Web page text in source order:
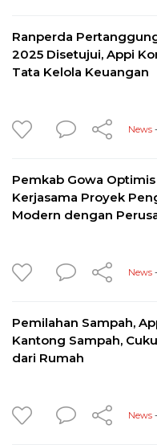
Ranperda
2025 Disetujui, Appi
Tata Kelola Keuangan
News
Pemkab Gowa
Kerjasama Proyek
Modern dengan
News
Pemilahan Sampah,
Kantong Sampah,
dari Rumah
News